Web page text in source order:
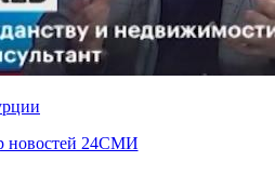
новостей 24СМИ